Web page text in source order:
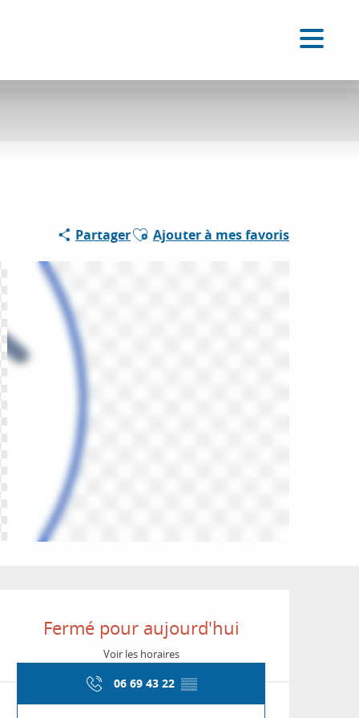
PartagerAjouter aux favoris
Ajouter à mes favoris
Ouverture et
Fermé pour aujourd'hui
Voir les horaires
06 69 43 22 ▒▒